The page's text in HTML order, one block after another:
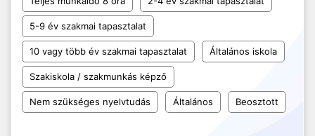
5-9 év szakmai tapasztalat
10 vagy több év szakmai tapasztalat Általános iskola
Szakiskola / szakmunkás képző
Nem szükséges nyelvtudás Általános Beosztott